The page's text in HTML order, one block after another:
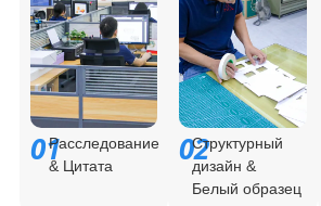
01Расследование
& Цитата
02
Структурный
дизайн &
Белый образец